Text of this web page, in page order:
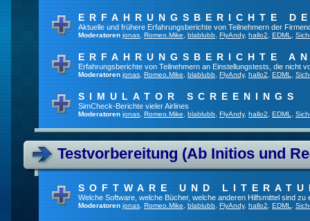
ERFAHRUNGSBERICHTE
Aktuelle und frühere Erfahrungsberichte von Teilnehmern der
Moderatoren jonas Romeo.Mike blablubb FlyAndy, hallo2 EDML
ERFAHRUNGSBERICHTE
Erfahrungsberichte von Teilnehmern an Einstellungstests, die nicht
Moderatoren jonas Romeo.Mike blablubb FlyAndy, hallo2 EDML
SIMULATOR SCREENINGS
SimCheck-Berichte vieler Airlines
Moderatoren jonas Romeo.Mike blablubb FlyAndy, hallo2 EDML
Testvorbereitung (Ab Initios und
SOFTWARE UND
Welche Software, welche Bücher, welche anderen Hilfsmittel sind zu
Moderatoren jonas Romeo.Mike blablubb FlyAndy, hallo2 EDML